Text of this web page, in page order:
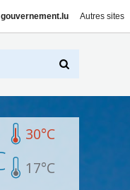
gouvernement.lu Autres sites
30°C
17°C